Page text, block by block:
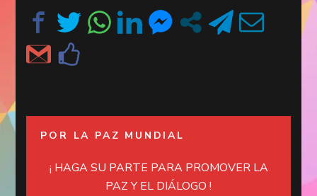
POR LA PAZ MUNDIAL
¡ HAGA SU PARTE PARA PROMOVER LA
PAZ Y EL DIÁLOGO !